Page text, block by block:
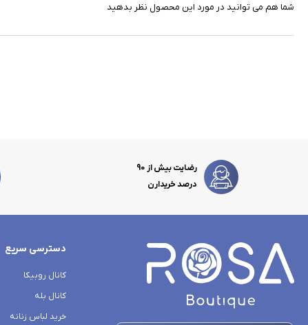
شما هم می توانید در مورد این محصول نظر بدهید
رضایت بیش از 90
درصد خریدارن
دسترسی سریع
کانال روبیکا
کانال بله
خرید لباس زنانه